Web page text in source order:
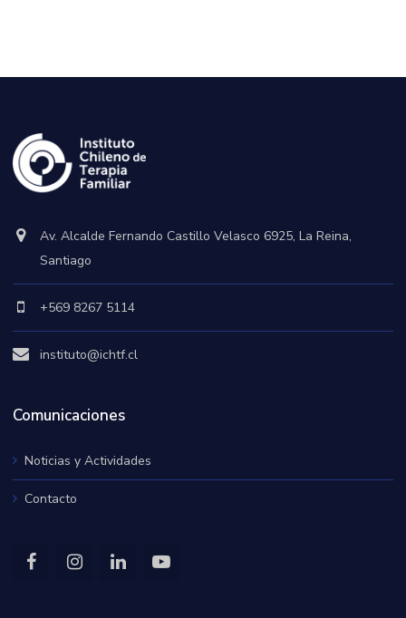
Av. Alcalde Fernando Castillo Velasco 6925, La Reina,
Santiago
+569 8267 5114
instituto@ichtf.cl
Comunicaciones
Noticias y Actividades
Contacto